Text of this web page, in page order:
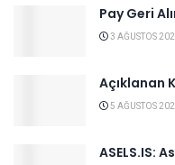
Pay Geri
3 AĞUSTOS
Açıklanan
5 AĞUSTOS
ASELS.IS: